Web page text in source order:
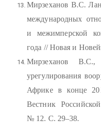
Мирзеханов В.С.
международных
и межимперской
года // Новая и
Мирзеханов
урегулирования
Африке в конце
Вестник
№ 12. С. 29–38.